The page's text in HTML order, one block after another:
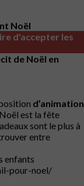
Noël
d'accepter les
de Noël en
d’animation
est la fête
sont le plus à
entre
enfants
pour-noel/